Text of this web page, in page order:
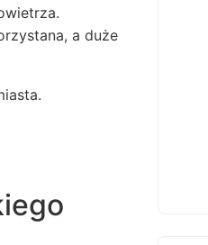
a duże